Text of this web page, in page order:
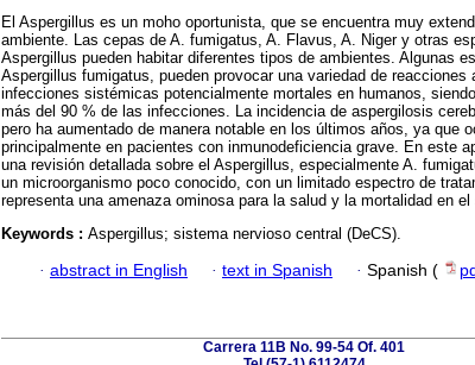
El Aspergillus es un moho oportunista, que se encuentra muy
ambiente. Las cepas de A. fumigatus, A. Flavus, A. Niger y otras
Aspergillus pueden habitar diferentes tipos de ambientes. Algunas
Aspergillus fumigatus, pueden provocar una variedad de reacciones
infecciones sistémicas potencialmente mortales en humanos,
más del 90 % de las infecciones. La incidencia de aspergilosis
pero ha aumentado de manera notable en los últimos años, ya que
principalmente en pacientes con inmunodeficiencia grave. En este
una revisión detallada sobre el Aspergillus, especialmente A.
un microorganismo poco conocido, con un limitado espectro de
representa una amenaza ominosa para la salud y la mortalidad en el
Keywords : Aspergillus; sistema nervioso central (DeCS).
· abstract in English · text in Spanish · Spanish (
Carrera 11B No. 99-54 Of. 401